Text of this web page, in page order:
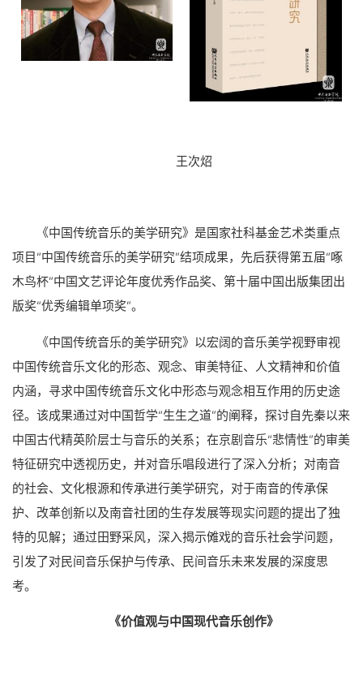
王次炤
《中国传统音乐的美学研究》是国家社科基金艺术类重点
项目“中国传统音乐的美学研究”结项成果，先后获得第五届“啄
木鸟杯”中国文艺评论年度优秀作品奖、第十届中国出版集团出
版奖“优秀编辑单项奖”。
《中国传统音乐的美学研究》以宏阔的音乐美学视野审视
中国传统音乐文化的形态、观念、审美特征、人文精神和价值
内涵，寻求中国传统音乐文化中形态与观念相互作用的历史途
径。该成果通过对中国哲学“生生之道”的阐释，探讨自先秦以来
中国古代精英阶层士与音乐的关系；在京剧音乐“悲情性”的审美
特征研究中透视历史，并对音乐唱段进行了深入分析；对南音
的社会、文化根源和传承进行美学研究，对于南音的传承保
护、改革创新以及南音社团的生存发展等现实问题的提出了独
特的见解；通过田野采风，深入揭示傩戏的音乐社会学问题，
引发了对民间音乐保护与传承、民间音乐未来发展的深度思
考。
《价值观与中国现代音乐创作》